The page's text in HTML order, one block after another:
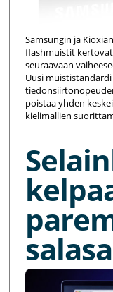
Samsungin ja
flashmuistit
seuraavaan
Uusi
poistaa yhden
kielimallien